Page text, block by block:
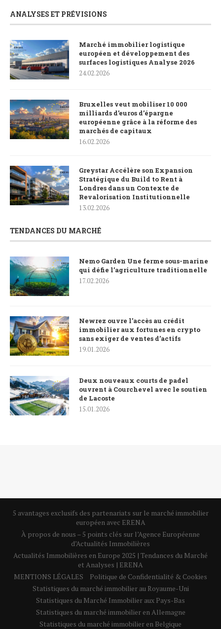
ANALYSES ET PRÉVISIONS
Marché immobilier logistique
européen et développement des
surfaces logistiques Analyse 2026
24.02.2026
Bruxelles veut mobiliser 10 000
milliards d’euros d’épargne
européenne grâce à la réforme des
marchés de capitaux
16.02.2026
Greystar Accélère son Expansion
Stratégique du Build to Rent à
Londres dans un Contexte de
Revalorisation Institutionnelle
13.02.2026
TENDANCES DU MARCHÉ
Nemo Garden Une ferme sous-marine
qui défie l’agriculture traditionnelle
17.02.2026
Newrez ouvre l’accès au crédit
immobilier aux fortunes en crypto
sans exiger de ventes d’actifs
19.01.2026
Deux nouveaux courts de padel
ouvrent à Courchevel avec le soutien
de Lacoste
15.01.2026
5 avantages exclusifs des partenariats sur le marché immobilier
européen avec ERENA
À propos de nous – 5 points clés sur l’Agence Européenne
d’Actualités Immobilières
Actualités Immobilières en Europe 2025 | Tendances du Marché
et Analyses | ERENA
MENTIONS LÉGALES
Politique de Confidentialité & Cookies
Statistiques du marché immobilier au Royaume-Uni
Statistiques du Marché Immobilier aux Pays-Bas
Statistiques du marché immobilier en Allemagne
Statistiques du marché immobilier en Belgique